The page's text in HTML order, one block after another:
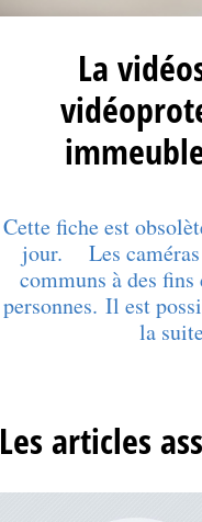
La
Cette fiche est
jour. Les caméras
communs à des fins
personnes. Il est
la
Les articles